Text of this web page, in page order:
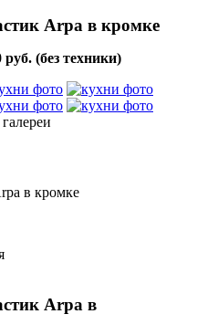
Arpa в кромке
(без техники)
в кромке
Arpa в